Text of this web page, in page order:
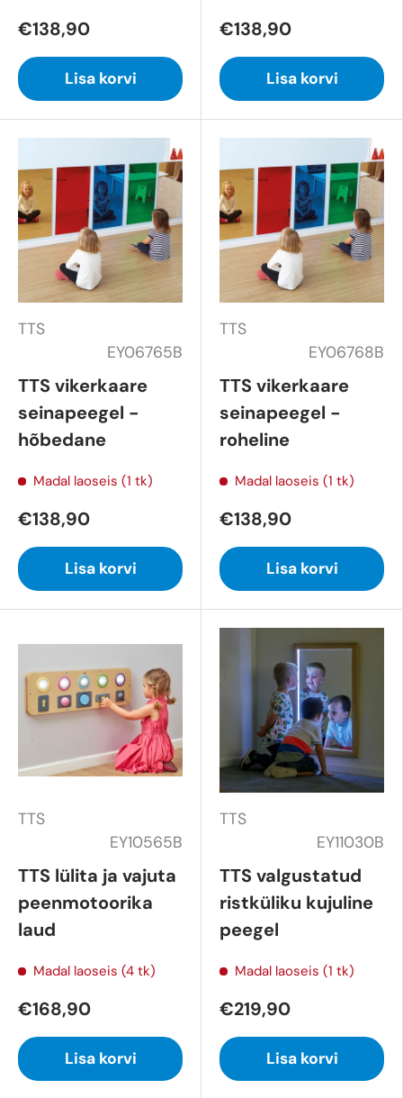
€138,90
Lisa korvi
€138,90
Lisa korvi
TTS
EY06765B
TTS vikerkaare
seinapeegel -
hõbedane
Madal laoseis (1 tk)
€138,90
Lisa korvi
TTS
EY06768B
TTS vikerkaare
seinapeegel -
roheline
Madal laoseis (1 tk)
€138,90
Lisa korvi
TTS
EY10565B
TTS lülita ja vajuta
peenmotoorika
laud
Madal laoseis (4 tk)
€168,90
Lisa korvi
TTS
EY11030B
TTS valgustatud
ristküliku kujuline
peegel
Madal laoseis (1 tk)
€219,90
Lisa korvi